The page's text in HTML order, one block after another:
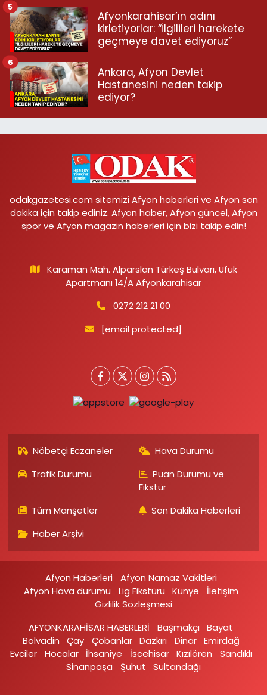
Afyonkarahisar’ın adını
kirletiyorlar: “İlgilileri harekete
geçmeye davet ediyoruz”
5
Ankara, Afyon Devlet
Hastanesini neden takip
ediyor?
6
odakgazetesi.com sitemizi Afyon haberleri ve Afyon son
dakika için takip ediniz. Afyon haber, Afyon güncel, Afyon
spor ve Afyon magazin haberleri için bizi takip edin!
Karaman Mah. Alparslan Türkeş Bulvarı, Ufuk
Apartmanı 14/A Afyonkarahisar
0272 212 21 00
[email protected]
Nöbetçi Eczaneler
Hava Durumu
Trafik Durumu
Puan Durumu ve
Fikstür
Tüm Manşetler
Son Dakika Haberleri
Haber Arşivi
Afyon Haberleri
Afyon Namaz Vakitleri
Afyon Hava durumu
Lig Fikstürü Künye
İletişim
Gizlilik Sözleşmesi
AFYONKARAHİSAR HABERLERİ
Başmakçı
Bayat
Bolvadin
Çay Çobanlar Dazkırı Dinar Emirdağ‎
Evciler‎
Hocalar İhsaniye‎ İscehisar Kızılören‎
Sandıklı‎
Sinanpaşa
Şuhut Sultandağı